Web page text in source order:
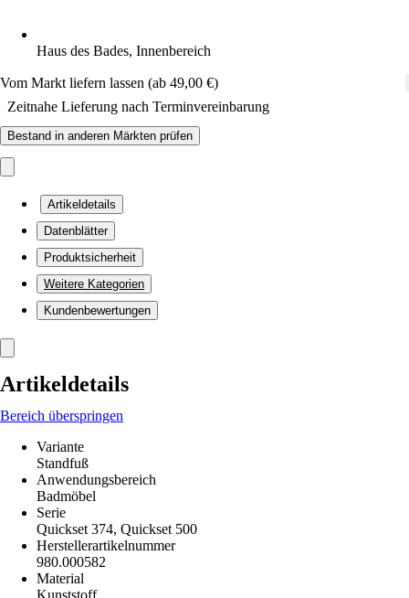
Haus des Bades, Innenbereich
Vom Markt liefern lassen (ab 49,00 €)
Zeitnahe Lieferung nach Terminvereinbarung
Bestand in anderen Märkten prüfen
Artikeldetails
Datenblätter
Produktsicherheit
Weitere Kategorien
Kundenbewertungen
Artikeldetails
Bereich überspringen
Variante
Standfuß
Anwendungsbereich
Badmöbel
Serie
Quickset 374, Quickset 500
Herstellerartikelnummer
980.000582
Material
Kunststoff